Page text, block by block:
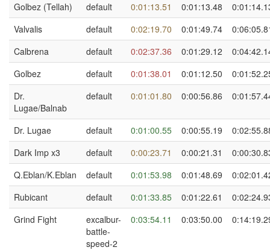
Golbez (Tellah)
default 0:01:13.51 0:01:13.48
Valvalis
default 0:02:19.70 0:01:49.74
Calbrena
default 0:02:37.36 0:01:29.12
Golbez
default 0:01:38.01 0:01:12.50
Dr.
Lugae/Balnab
default 0:01:01.80 0:00:56.86
Dr. Lugae default 0:01:00.55 0:00:55.19
Dark Imp x3
default 0:00:23.71 0:00:21.31
Q.Eblan/K.Eblan
default 0:01:53.98 0:01:48.69
Rubicant
default 0:01:33.85 0:01:22.61
Grind Fight
excalbur-
battle-
speed-2
0:03:54.11 0:03:50.00